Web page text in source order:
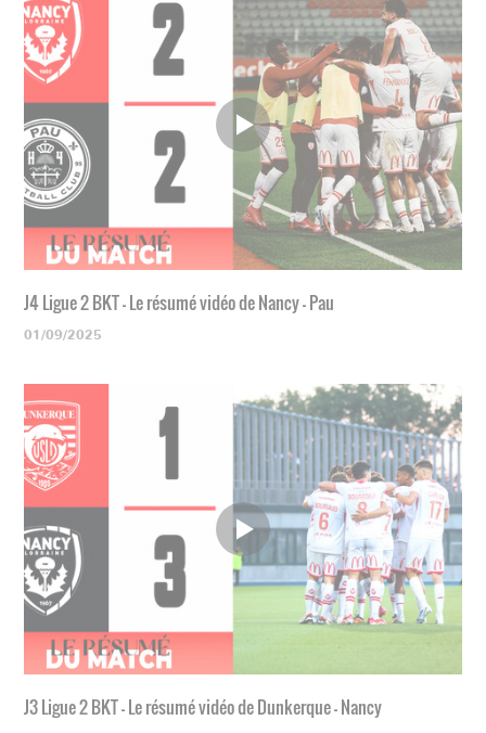
J4 Ligue 2 BKT - Le résumé vidéo de Nancy - Pau
01/09/2025
J3 Ligue 2 BKT - Le résumé vidéo de Dunkerque - Nancy